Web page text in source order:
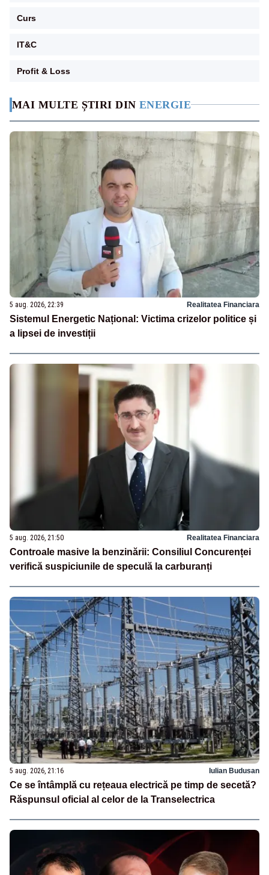
MAI MULTE ȘTIRI DIN ENERGIE
5 aug. 2026, 22:39 Realitatea Financiara
Sistemul Energetic Național: Victima crizelor politice și
a lipsei de investiții
5 aug. 2026, 21:50 Realitatea Financiara
Controale masive la benzinării: Consiliul Concurenței
verifică suspiciunile de speculă la carburanți
5 aug. 2026, 21:16 Iulian Budusan
Ce se întâmplă cu rețeaua electrică pe timp de secetă?
Răspunsul oficial al celor de la Transelectrica
Curs
IT&C
Profit & Loss